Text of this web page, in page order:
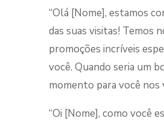
“Olá [Nome], estamos
das suas visitas! Temos
promoções incríveis
você. Quando seria um
momento para você nos
“Oi [Nome], como você